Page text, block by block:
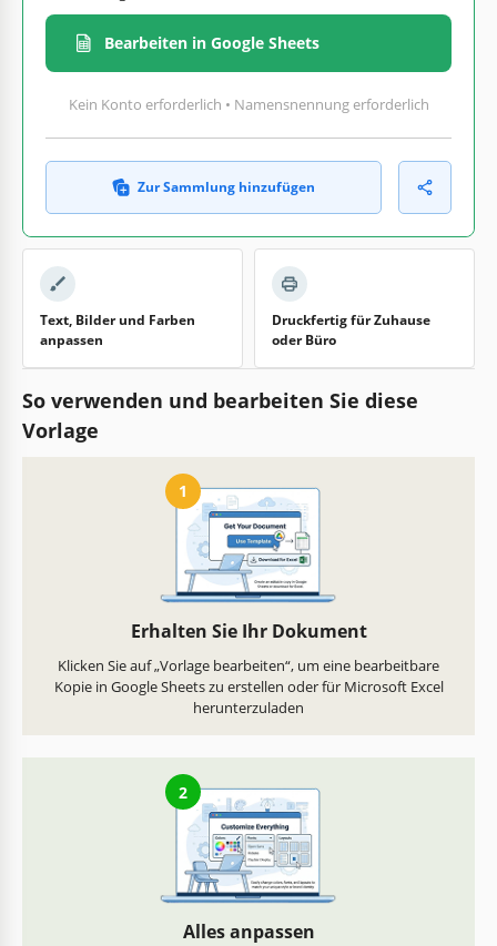
Bearbeiten in Google Sheets
Kein Konto erforderlich • Namensnennung erforderlich
Zur Sammlung hinzufügen
Text, Bilder und Farben
anpassen
Druckfertig für Zuhause
oder Büro
So verwenden und bearbeiten Sie diese
Vorlage
1
Erhalten Sie Ihr Dokument
Klicken Sie auf „Vorlage bearbeiten“, um eine bearbeitbare
Kopie in Google Sheets zu erstellen oder für Microsoft Excel
herunterzuladen
2
Alles anpassen